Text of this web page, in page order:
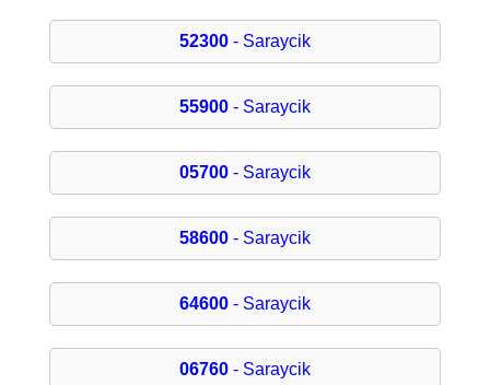
52300- Saraycik
55900- Saraycik
05700- Saraycik
58600- Saraycik
64600- Saraycik
06760- Saraycik